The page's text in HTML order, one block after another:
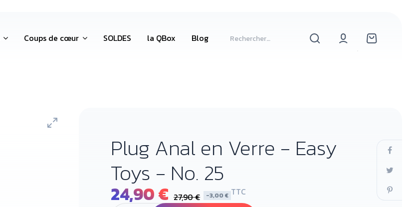
Coups de cœur SOLDES la QBox Blog
Plug Anal en Verre - Easy
Toys - No. 25
24,90 € 27,90 € -3,00 € TTC